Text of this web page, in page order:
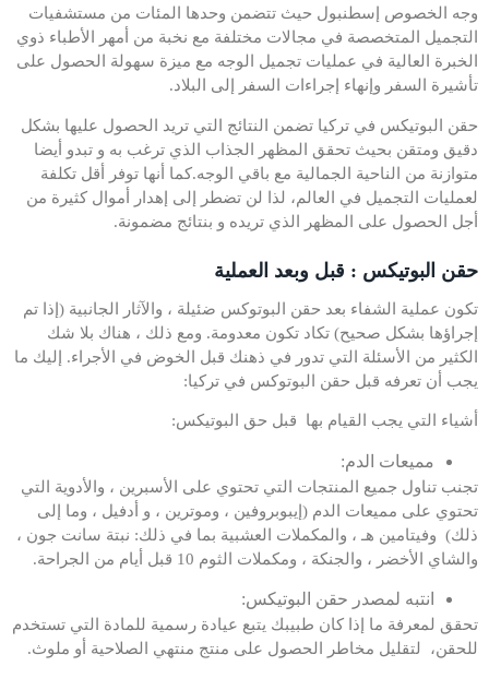
وجه الخصوص إسطنبول حيث تتضمن وحدها المئات من مستشفيات
التجميل المتخصصة في مجالات مختلفة مع نخبة من أمهر الأطباء ذوي
الخبرة العالية في عمليات تجميل الوجه مع ميزة سهولة الحصول على
تأشيرة السفر وإنهاء إجراءات السفر إلى البلاد.
حقن البوتيكس في تركيا تضمن النتائج التي تريد الحصول عليها بشكل
دقيق ومتقن بحيث تحقق المظهر الجذاب الذي ترغب به و تبدو أيضا
متوازنة من الناحية الجمالية مع باقي الوجه.كما أنها توفر أقل تكلفة
لعمليات التجميل في العالم، لذا لن تضطر إلى إهدار أموال كثيرة من
أجل الحصول على المظهر الذي تريده و بنتائج مضمونة.
حقن البوتيكس : قبل وبعد العملية
تكون عملية الشفاء بعد حقن البوتوكس ضئيلة ، والآثار الجانبية (إذا تم
إجراؤها بشكل صحيح) تكاد تكون معدومة. ومع ذلك ، هناك بلا شك
الكثير من الأسئلة التي تدور في ذهنك قبل الخوض في الأجراء. إليك ما
يجب أن تعرفه قبل حقن البوتوكس في تركيا:
أشياء التي يجب القيام بها قبل حق البوتيكس:
مميعات الدم:
تجنب تناول جميع المنتجات التي تحتوي على الأسبرين ، والأدوية التي
تحتوي على مميعات الدم (إيبوبروفين ، وموترين ، و أدفيل ، وما إلى
ذلك) وفيتامين هـ ، والمكملات العشبية بما في ذلك: نبتة سانت جون ،
والشاي الأخضر ، والجنكة ، ومكملات الثوم 10 قبل أيام من الجراحة.
انتبه لمصدر حقن البوتيكس:
تحقق لمعرفة ما إذا كان طبيبك يتبع عيادة رسمية للمادة التي تستخدم
للحقن، لتقليل مخاطر الحصول على منتج منتهي الصلاحية أو ملوث.